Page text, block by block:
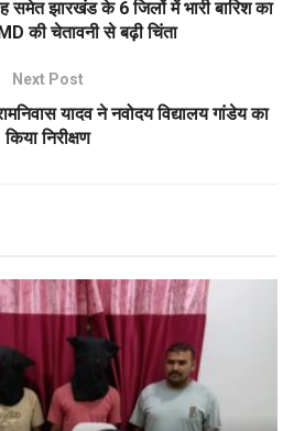
समेत झारखंड के 6 जिलों में भारी बारिश का
की चेतावनी से बढ़ी चिंता
Next Post
यादव ने नवोदय विद्यालय गांडेय का
किया निरीक्षण